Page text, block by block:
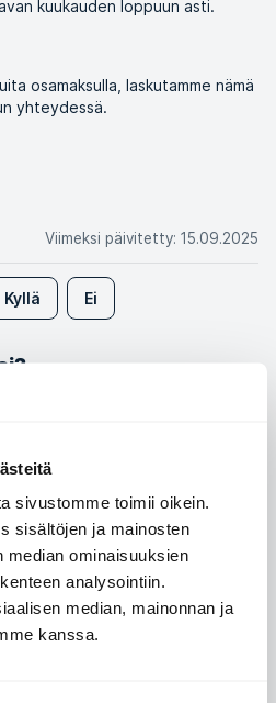
sivustomme toimii oikein.
sisältöjen ja mainosten
median ominaisuuksien
analysointiin.
median, mainonnan ja
kanssa.
kuukauden loppuun asti.
osamaksulla, laskutamme nämä
yhteydessä.
Viimeksi päivitetty: 15.09.2025
Kyllä Ei
- 15:45